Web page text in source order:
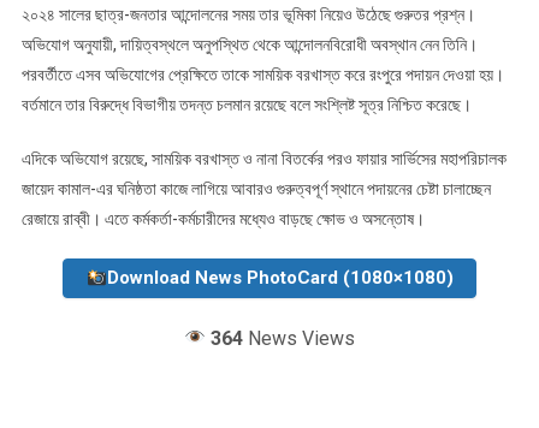
২০২৪ সালের ছাত্র-জনতার আন্দোলনের সময় তার ভূমিকা নিয়েও উঠেছে গুরুতর প্রশ্ন।
অভিযোগ অনুযায়ী, দায়িত্বস্থলে অনুপস্থিত থেকে আন্দোলনবিরোধী অবস্থান নেন তিনি।
পরবর্তীতে এসব অভিযোগের প্রেক্ষিতে তাকে সাময়িক বরখাস্ত করে রংপুরে পদায়ন দেওয়া হয়।
বর্তমানে তার বিরুদ্ধে বিভাগীয় তদন্ত চলমান রয়েছে বলে সংশ্লিষ্ট সূত্র নিশ্চিত করেছে।
এদিকে অভিযোগ রয়েছে, সাময়িক বরখাস্ত ও নানা বিতর্কের পরও ফায়ার সার্ভিসের মহাপরিচালক
জায়েদ কামাল-এর ঘনিষ্ঠতা কাজে লাগিয়ে আবারও গুরুত্বপূর্ণ স্থানে পদায়নের চেষ্টা চালাচ্ছেন
রেজায়ে রাব্বী। এতে কর্মকর্তা-কর্মচারীদের মধ্যেও বাড়ছে ক্ষোভ ও অসন্তোষ।
Download News PhotoCard (1080×1080)
364 News Views